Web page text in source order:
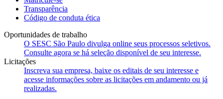
Transparência
Código de conduta ética
Oportunidades de trabalho
O SESC São Paulo divulga online seus processos seletivos.
Consulte agora se há seleção disponível de seu interesse.
Licitações
Inscreva sua empresa, baixe os editais de seu interesse e
acesse informações sobre as licitações em andamento ou já
realizadas.